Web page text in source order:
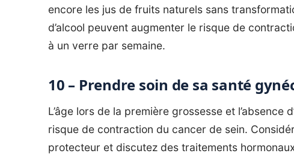
encore les jus de fruits naturels sans
d’alcool peuvent augmenter le risque de
à un verre par semaine.
10 – Prendre soin de sa santé
L’âge lors de la première grossesse et l’absence
risque de contraction du cancer de sein.
protecteur et discutez des traitements